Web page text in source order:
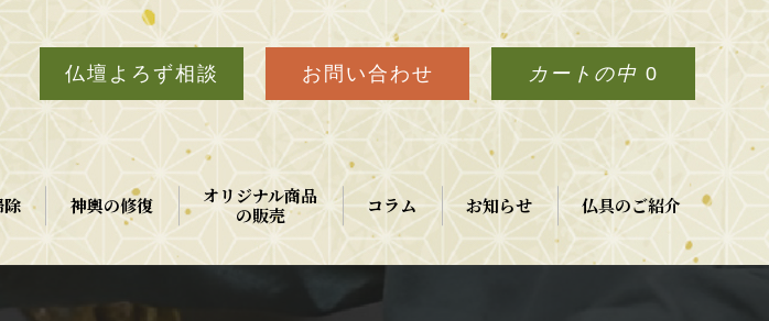
仏壇よろず相談 お問い合わせ カートの中 0
除 神輿の修復
オリジナル商品
の販売
コラム お知らせ 仏具のご紹介